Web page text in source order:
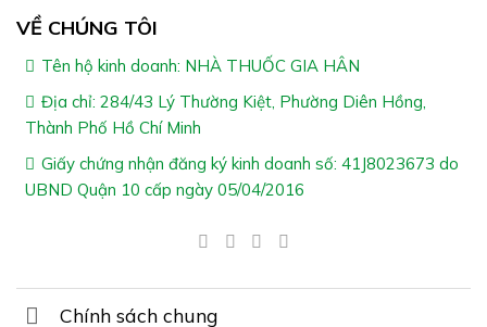
VỀ CHÚNG TÔI
Tên hộ kinh doanh: NHÀ THUỐC GIA HÂN
Địa chỉ: 284/43 Lý Thường Kiệt, Phường Diên Hồng,
Thành Phố Hồ Chí Minh
Giấy chứng nhận đăng ký kinh doanh số: 41J8023673 do
UBND Quận 10 cấp ngày 05/04/2016
Chính sách chung